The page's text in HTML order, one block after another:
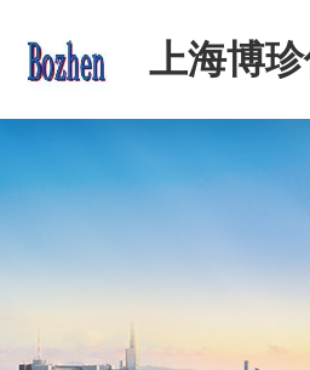
上海博